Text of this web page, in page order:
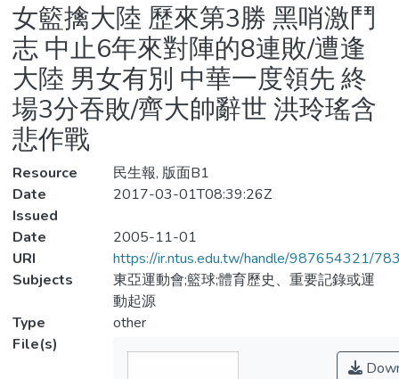
Statistics
女籃擒大陸 歷來第3勝 黑哨激鬥
志 中止6年來對陣的8連敗/遭逢
大陸 男女有別 中華一度領先 終
場3分吞敗/齊大帥辭世 洪玲瑤含
悲作戰
Resource
民生報, 版面B1
Date
Issued
2017-03-01T08:39:26Z
Date
2005-11-01
URI
https://ir.ntus.edu.tw/handle/987654321/
Subjects
東亞運動會;籃球;體育歷史、重要記錄或運
動起源
Type
other
File(s)